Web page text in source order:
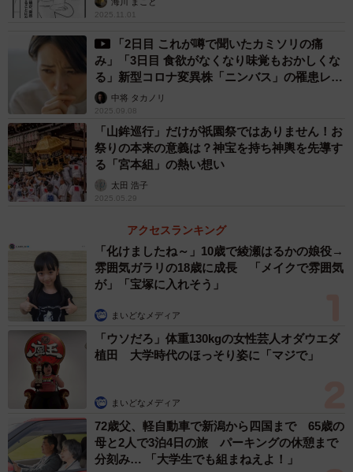
2025.11.01
「2日目 これが噂で聞いたカミソリの痛
み」「3日目 食欲がなくなり味覚もおかしくな
る」新型コロナ変異株「ニンバス」の罹患レポ
ートが話題
中将 タカノリ
2025.09.08
「山鉾巡行」だけが祇園祭ではありません！お
祭りの本来の意義は？神宝を持ち神輿を先導す
る「宮本組」の熱い想い
太田 浩子
2025.05.29
アクセスランキング
「化けましたね～」10歳で綾瀬はるかの娘役→
雰囲気ガラリの18歳に成長 「メイクで雰囲気
が」「宝塚に入れそう」
まいどなメディア
「ウソだろ」体重130kgの女性芸人オダウエダ
植田 大学時代のほっそり姿に「マジで」
まいどなメディア
72歳父、軽自動車で新潟から四国まで 65歳の
母と2人で3泊4日の旅 パーキングの休憩まで
分刻み… 「大学生でも組まねえよ！」